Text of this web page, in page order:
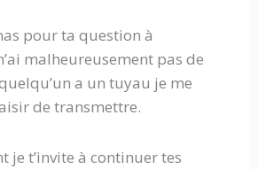
pour ta question à
malheureusement pas de
a un tuyau je me
de transmettre.
je t’invite à continuer tes